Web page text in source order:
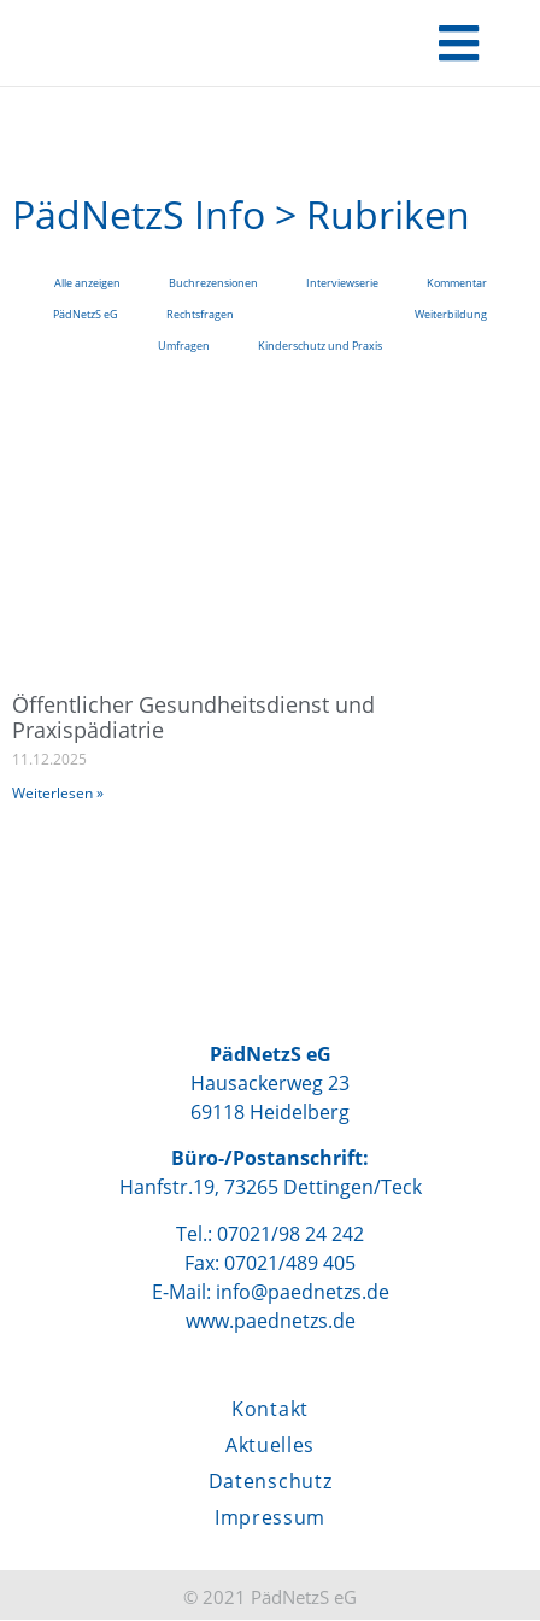
PädNetzS Info > Rubriken
Alle anzeigen Buchrezensionen Interviewserie
Kommentar
PädNetzS eG
Rechtsfragen
Weiterbildung
Umfragen
Kinderschutz und Praxis
Öffentlicher Gesundheitsdienst und
Praxispädiatrie
11.12.2025
Weiterlesen »
PädNetzS eG
Hausackerweg 23
69118 Heidelberg
Büro-/Postanschrift:
Hanfstr.19, 73265 Dettingen/Teck
Tel.: 07021/98 24 242
Fax: 07021/489 405
E-Mail: info@paednetzs.de
www.paednetzs.de
Kontakt
Aktuelles
Datenschutz
Impressum
© 2021 PädNetzS eG